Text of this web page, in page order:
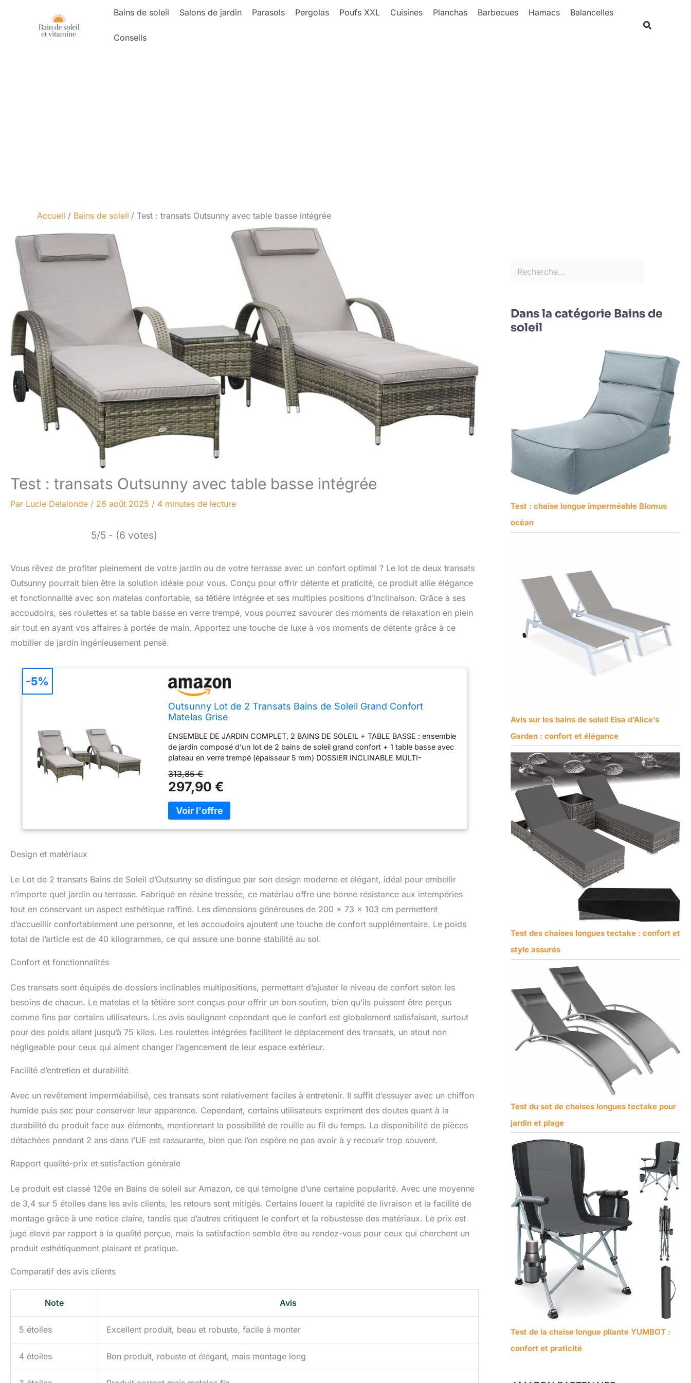
Bains de soleil Salons de jardin Parasols Pergolas Poufs XXL Cuisines Planchas Barbecues Hamacs Balancelles
Conseils
Accueil Bains de soleil Test : transats Outsunny avec table basse intégrée
Test : transats Outsunny avec table basse intégrée
Par Lucie Delalonde / 26 août 2025 / 4 minutes de lecture
5/5 - (6 votes)
Vous rêvez de profiter pleinement de votre jardin ou de votre terrasse avec un confort optimal ? Le lot de deux transats
Outsunny pourrait bien être la solution idéale pour vous. Conçu pour offrir détente et praticité, ce produit allie élégance
et fonctionnalité avec son matelas confortable, sa têtière intégrée et ses multiples positions d’inclinaison. Grâce à ses
accoudoirs, ses roulettes et sa table basse en verre trempé, vous pourrez savourer des moments de relaxation en plein
air tout en ayant vos affaires à portée de main. Apportez une touche de luxe à vos moments de détente grâce à ce
mobilier de jardin ingénieusement pensé.
Outsunny Lot de 2 Transats Bains de Soleil Grand Confort
Matelas Grise
ENSEMBLE DE JARDIN COMPLET, 2 BAINS DE SOLEIL + TABLE BASSE : ensemble
de jardin composé d'un lot de 2 bains de soleil grand confort + 1 table basse avec
plateau en verre trempé (épaisseur 5 mm) DOSSIER INCLINABLE MULTI-
POSITIONS : bain de soleil résine tressée avec dossier inclinable multi-positions
(5), idéal pour trouver la position la plus adaptée à la situation (lecture, sieste, bain
de soleil, etc…) GRAND CONFORT : transat double jardin extérieur en garnissage
mousse haute densité 800 g/² du matelas avec housse polyester agréable au
toucher MATÉRIAUX DE QUALITÉ : structure robuste en métal époxy
anticorrosion et revêtement en résine tressée imitation rotin gris : matériaux de
qualité résistant aux rayons UV, à l'humidité et ne nécessitant pas d'entretien
313,85 €
297,90 €
-5%
Design et matériaux
Le Lot de 2 transats Bains de Soleil d’Outsunny se distingue par son design moderne et élégant, idéal pour embellir
n’importe quel jardin ou terrasse. Fabriqué en résine tressée, ce matériau offre une bonne résistance aux intempéries
tout en conservant un aspect esthétique raffiné. Les dimensions généreuses de 200 x 73 x 103 cm permettent
d’accueillir confortablement une personne, et les accoudoirs ajoutent une touche de confort supplémentaire. Le poids
total de l’article est de 40 kilogrammes, ce qui assure une bonne stabilité au sol.
Confort et fonctionnalités
Ces transats sont équipés de dossiers inclinables multipositions, permettant d’ajuster le niveau de confort selon les
besoins de chacun. Le matelas et la têtière sont conçus pour offrir un bon soutien, bien qu’ils puissent être perçus
comme fins par certains utilisateurs. Les avis soulignent cependant que le confort est globalement satisfaisant, surtout
pour des poids allant jusqu’à 75 kilos. Les roulettes intégrées facilitent le déplacement des transats, un atout non
négligeable pour ceux qui aiment changer l’agencement de leur espace extérieur.
Facilité d’entretien et durabilité
Avec un revêtement imperméabilisé, ces transats sont relativement faciles à entretenir. Il suffit d’essuyer avec un chiffon
humide puis sec pour conserver leur apparence. Cependant, certains utilisateurs expriment des doutes quant à la
durabilité du produit face aux éléments, mentionnant la possibilité de rouille au fil du temps. La disponibilité de pièces
détachées pendant 2 ans dans l’UE est rassurante, bien que l’on espère ne pas avoir à y recourir trop souvent.
Rapport qualité-prix et satisfaction générale
Le produit est classé 120e en Bains de soleil sur Amazon, ce qui témoigne d’une certaine popularité. Avec une moyenne
de 3,4 sur 5 étoiles dans les avis clients, les retours sont mitigés. Certains louent la rapidité de livraison et la facilité de
montage grâce à une notice claire, tandis que d’autres critiquent le confort et la robustesse des matériaux. Le prix est
jugé élevé par rapport à la qualité perçue, mais la satisfaction semble être au rendez-vous pour ceux qui cherchent un
produit esthétiquement plaisant et pratique.
Comparatif des avis clients
Note Avis
5 étoiles Excellent produit, beau et robuste, facile à monter
4 étoiles Bon produit, robuste et élégant, mais montage long
Rechercher
Dans la catégorie Bains de
soleil
Test : chaise longue imperméable Blomus
océan
Avis sur les bains de soleil Elsa d’Alice’s
Garden : confort et élégance
Test des chaises longues tectake : confort et
style assurés
Test du set de chaises longues tectake pour
jardin et plage
Test de la chaise longue pliante YUMBOT :
confort et praticité